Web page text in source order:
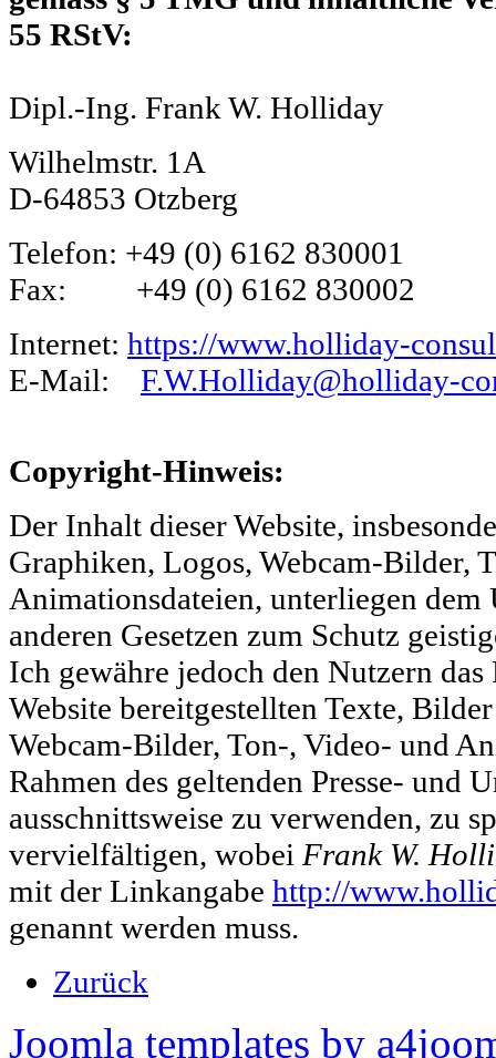
55 RStV:
Dipl.-Ing. Frank W. Holliday
Wilhelmstr. 1A
D-64853 Otzberg
Telefon: +49 (0) 6162 830001
Fax: +49 (0) 6162 830002
Internet: https://www.holliday-
E-Mail: F.W.Holliday@holliday-
Copyright-Hinweis:
Der Inhalt dieser Website,
Graphiken, Logos, Webcam-Bilder,
Animationsdateien, unterliegen dem
anderen Gesetzen zum Schutz
Ich gewähre jedoch den Nutzern das
Website bereitgestellten Texte,
Webcam-Bilder, Ton-, Video- und
Rahmen des geltenden Presse- und
ausschnittsweise zu verwenden, zu
vervielfältigen, wobei Frank W.
mit der Linkangabe http://
genannt werden muss.
Zurück
Joomla templates by